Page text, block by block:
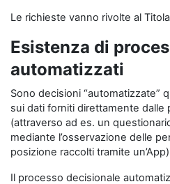
Le richieste vanno rivolte al
Esistenza di
automatizzati
Sono decisioni “automatizzate”
sui dati forniti direttamente dalle
(attraverso ad es. un
mediante l’osservazione delle
posizione raccolti tramite
Il processo decisionale